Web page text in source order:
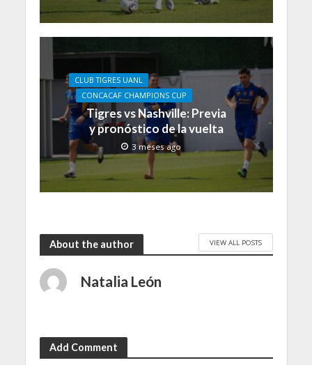
CLUB TIGRES UANL
CONCACAF CHAMPIONS CUP
Tigres vs Nashville: Previa
y pronóstico de la vuelta
3 meses ago
About the author VIEW ALL POSTS
Natalia León
Add Comment